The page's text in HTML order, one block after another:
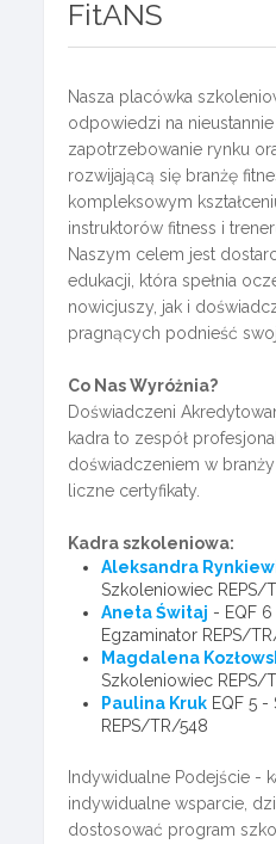
FitANS
Nasza placówka
odpowiedzi na
zapotrzebowanie rynku
rozwijającą się branżę
kompleksowym
instruktorów fitness i
Naszym celem jest
edukacji, która spełnia
nowicjuszy, jak i
pragnących podnieść
Co Nas Wyróżnia?
Doświadczeni
kadra to zespół
doświadczeniem w
liczne certyfikaty.
Kadra szkoleniowa:
Aleksandra
Szkoleniowiec REPS/
Aneta Świtaj - EQF
Egzaminator REPS/
Magdalena
Szkoleniowiec REPS/
Paulina Kruk EQF 5
REPS/TR/548
Indywidualne Podejście -
indywidualne wsparcie,
dostosować program